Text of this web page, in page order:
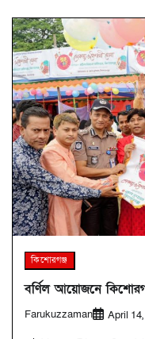
কিশোরগঞ্জ
বর্ণিল আয়োজনে
Farukuzzaman April